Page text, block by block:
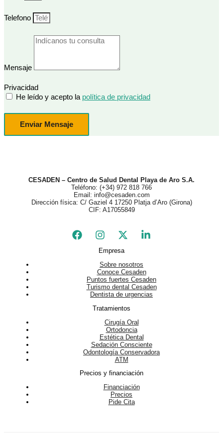
Telefono
Mensaje
Privacidad
He leído y acepto la política de privacidad
Enviar Mensaje
CESADEN – Centro de Salud Dental Playa de Aro S.A.
Teléfono: (+34) 972 818 766
Email: info@cesaden.com
Dirección física: C/ Gaziel 4 17250 Platja d’Aro (Girona)
CIF: A17055849
Empresa
Sobre nosotros
Conoce Cesaden
Puntos fuertes Cesaden
Turismo dental Cesaden
Dentista de urgencias
Tratamientos
Cirugía Oral
Ortodoncia
Estética Dental
Sedación Consciente
Odontología Conservadora
ATM
Precios y financiación
Financiación
Precios
Pide Cita